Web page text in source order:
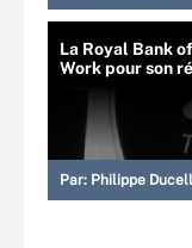
La Royal Bank
Work pour son
Par: Philippe